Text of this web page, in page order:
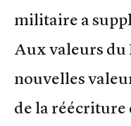
militaire a
Aux valeurs
nouvelles
de la réécriture